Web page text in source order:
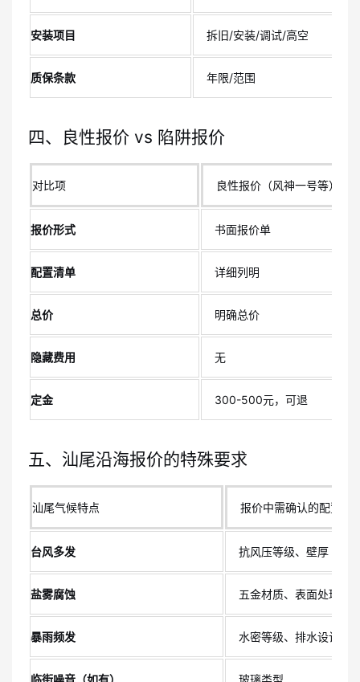
安装项目 拆旧/安装/调试/高空
质保条款 年限/范围
四、良性报价 vs 陷阱报价
对比项 良性报价（风神一号等）
报价形式 书面报价单
配置清单 详细列明
总价 明确总价
隐藏费用 无
定金 300-500元，可退
五、汕尾沿海报价的特殊要求
汕尾气候特点 报价中需确认的配置
台风多发 抗风压等级、壁厚
盐雾腐蚀 五金材质、表面处理
暴雨频发 水密等级、排水设计
临街噪音（如有） 玻璃类型